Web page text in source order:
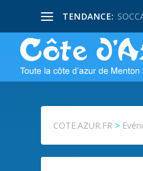
TENDANCE:
COTE.AZUR.FR >